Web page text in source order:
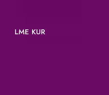
LME KUR